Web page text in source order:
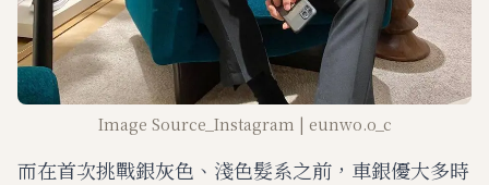
Image Source_Instagram | eunwo.o_c
而在首次挑戰銀灰色、淺色髮系之前，車銀優大多時